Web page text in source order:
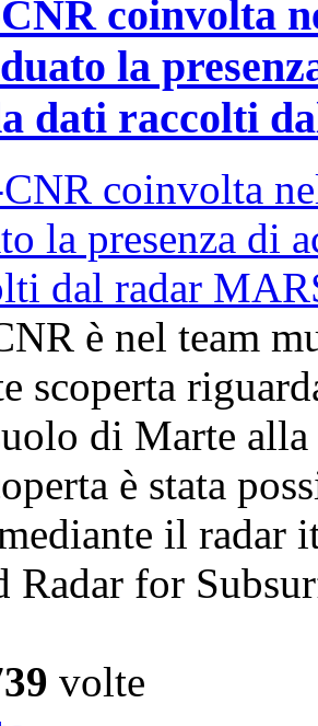
coinvolta
la
dati raccolti
è nel team
scoperta
di Marte
è stata
il radar
Radar for
volte